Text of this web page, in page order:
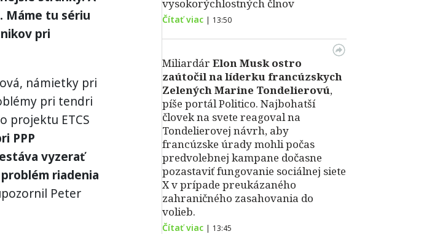
Máme tu sériu
pri
námietky pri
pri tendri
projektu ETCS
PPP
vyzerať
riadenia
Peter
vysokorýchlostných člnov
Čítať viac | 13:50
Miliardár Elon Musk ostro
zaútočil na líderku francúzskych
Zelených Marine Tondelierovú,
píše portál Politico. Najbohatší
človek na svete reagoval na
Tondelierovej návrh, aby
francúzske úrady mohli počas
predvolebnej kampane dočasne
pozastaviť fungovanie sociálnej siete
X v prípade preukázaného
zahraničného zasahovania do
volieb.
Čítať viac | 13:45